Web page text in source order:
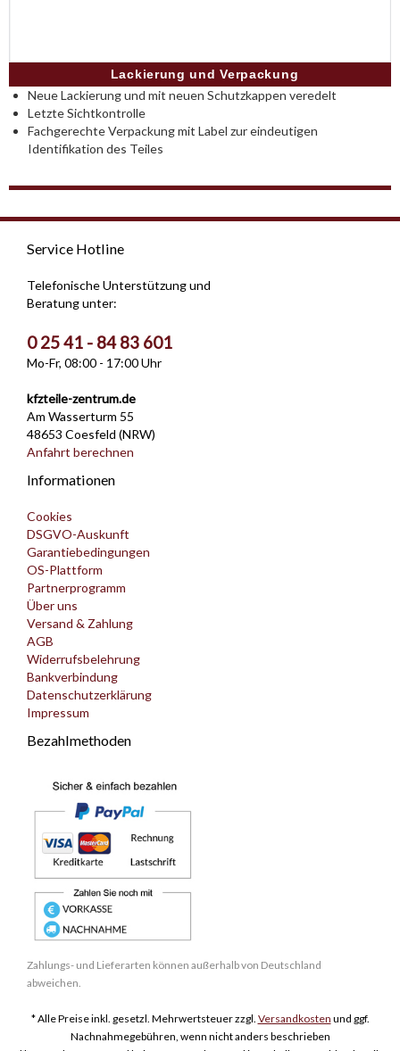
Lackierung und Verpackung
Neue Lackierung und mit neuen Schutzkappen veredelt
Letzte Sichtkontrolle
Fachgerechte Verpackung mit Label zur eindeutigen
Identifikation des Teiles
Service Hotline
Telefonische Unterstützung und
Beratung unter:
0 25 41 - 84 83 601
Mo-Fr, 08:00 - 17:00 Uhr
kfzteile-zentrum.de
Am Wasserturm 55
48653 Coesfeld (NRW)
Anfahrt berechnen
Informationen
Cookies
DSGVO-Auskunft
Garantiebedingungen
OS-Plattform
Partnerprogramm
Über uns
Versand & Zahlung
AGB
Widerrufsbelehrung
Bankverbindung
Datenschutzerklärung
Impressum
Bezahlmethoden
Zahlungs- und Lieferarten können außerhalb von Deutschland
abweichen.
* Alle Preise inkl. gesetzl. Mehrwertsteuer zzgl. Versandkosten und ggf.
Nachnahmegebühren, wenn nicht anders beschrieben